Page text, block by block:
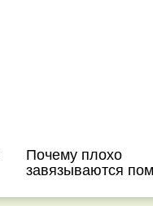
Почему плохо
завязываются